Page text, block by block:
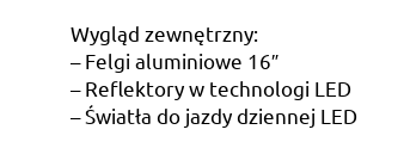
Wygląd zewnętrzny:
– Felgi aluminiowe 16″
– Reflektory w technologi LED
– Światła do jazdy dziennej LED